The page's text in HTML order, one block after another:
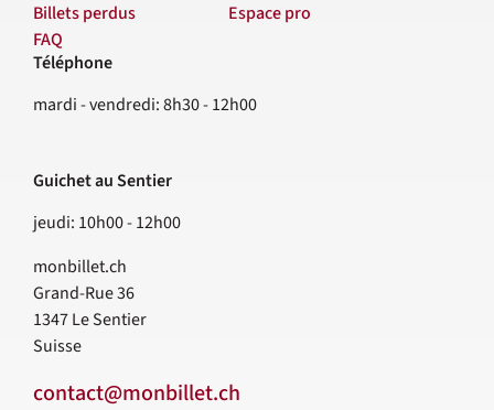
Billets perdus
FAQ
Espace pro
Contact
Téléphone
mardi - vendredi: 8h30 - 12h00
Guichet au Sentier
jeudi: 10h00 - 12h00
monbillet.ch
Grand-Rue 36
1347Le Sentier
Suisse
contact@monbillet.ch